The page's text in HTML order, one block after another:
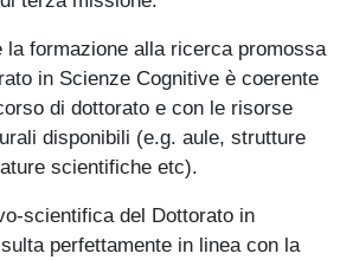
la formazione alla ricerca promossa
in Scienze Cognitive è coerente
di dottorato e con le risorse
disponibili (e.g. aule, strutture
scientifiche etc).
scientifica del Dottorato in
perfettamente in linea con la